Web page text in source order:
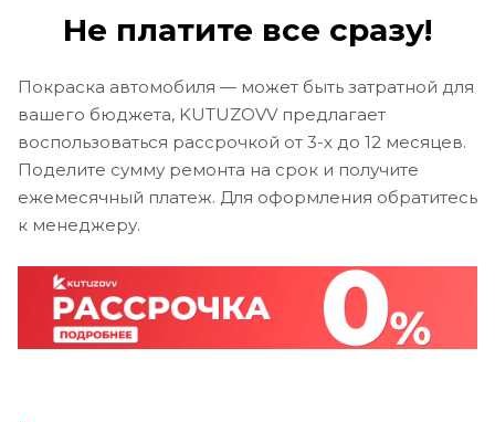
Не платите все сразу!
Покраска автомобиля — может быть затратной для
вашего бюджета, KUTUZOVV предлагает
воспользоваться рассрочкой от 3-х до 12 месяцев.
Поделите сумму ремонта на срок и получите
ежемесячный платеж. Для оформления обратитесь
к менеджеру.